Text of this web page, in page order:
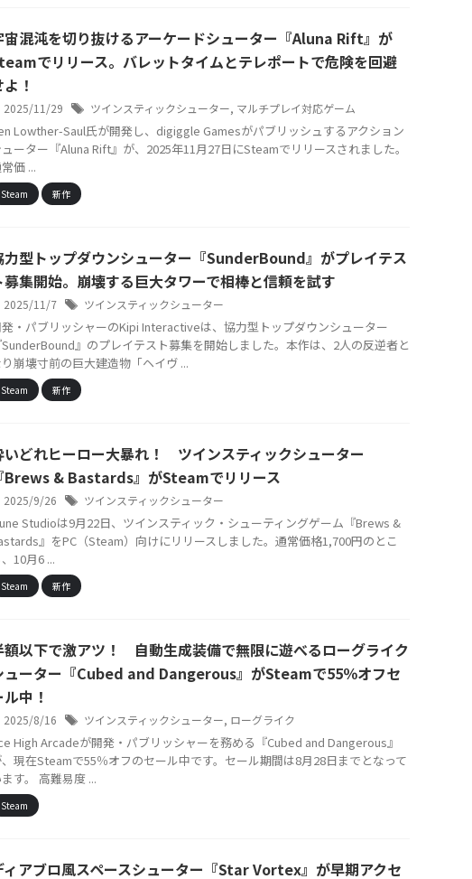
宙混沌を切り抜けるアーケードシューター『Aluna Rift』が
でリリース。バレットタイムとテレポートで危険を回避
！
2025/11/29 ツインスティックシューター, マルチプレイ対応ゲーム
Lowther-Saul氏が開発し、digiggle Gamesがパブリッシュするアクション
ーター『Aluna Rift』が、2025年11月27日にSteamでリリースされました。
価 ...
Steam 新作
力型トップダウンシューター『SunderBound』がプレイテス
募集開始。崩壊する巨大タワーで相棒と信頼を試す
2025/11/7 ツインスティックシューター
・パブリッシャーのKipi Interactiveは、協力型トップダウンシューター
』のプレイテスト募集を開始しました。本作は、2人の反逆者と
崩壊寸前の巨大建造物「ヘイヴ ...
Steam 新作
いどれヒーロー大暴れ！ ツインスティックシューター
Brews & Bastards』がSteamでリリース
2025/9/26 ツインスティックシューター
Studioは9月22日、ツインスティック・シューティングゲーム『Brews &
』をPC（Steam）向けにリリースしました。通常価格1,700円のとこ
10月6 ...
Steam 新作
額以下で激アツ！ 自動生成装備で無限に遊べるローグライク
ューター『Cubed and Dangerous』がSteamで55％オフセ
中！
2025/8/16 ツインスティックシューター, ローグライク
High Arcadeが開発・パブリッシャーを務める『Cubed and Dangerous』
現在Steamで55％オフのセール中です。セール期間は8月28日までとなって
す。 高難易度 ...
Steam
ィアブロ風スペースシューター『Star Vortex』が早期アクセ